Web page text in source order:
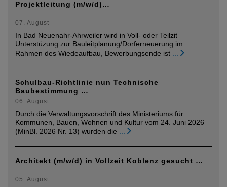
Projektleitung (m/w/d)…
07. August
In Bad Neuenahr-Ahrweiler wird in Voll- oder Teilzit
Unterstüzung zur Bauleitplanung/Dorferneuerung im
Rahmen des Wiedeaufbau, Bewerbungsende ist
Schulbau-Richtlinie nun Technische
Baubestimmung …
06. August
Durch die Verwaltungsvorschrift des Ministeriums für
Kommunen, Bauen, Wohnen und Kultur vom 24. Juni 2026
(MinBl. 2026 Nr. 13) wurden die
Architekt (m/w/d) in Vollzeit Koblenz gesucht …
05. August